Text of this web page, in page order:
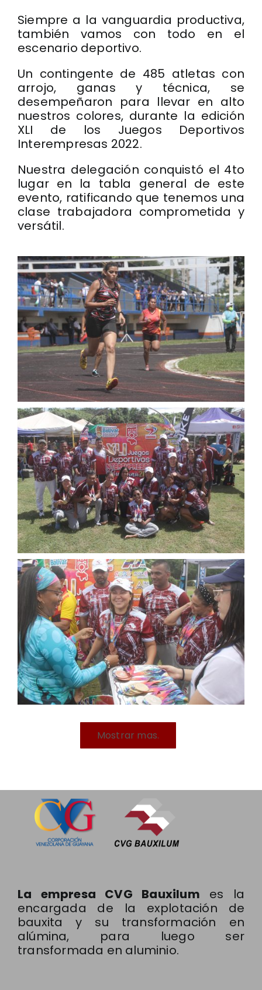
Siempre a la vanguardia productiva,
también vamos con todo en el
escenario deportivo.
Un contingente de 485 atletas con
arrojo, ganas y técnica, se
desempeñaron para llevar en alto
nuestros colores, durante la edición
XLI de los Juegos Deportivos
Interempresas 2022.
Nuestra delegación conquistó el 4to
lugar en la tabla general de este
evento, ratificando que tenemos una
clase trabajadora comprometida y
versátil.
Mostrar mas.
La empresa CVG Bauxilum es la
encargada de la explotación de
bauxita y su transformación en
alúmina, para luego ser
transformada en aluminio.